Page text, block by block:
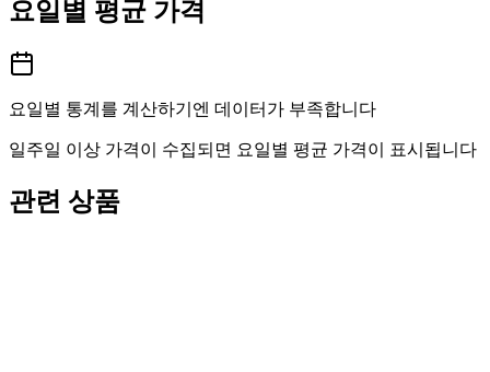
요일별 평균 가격
요일별 통계를 계산하기엔 데이터가 부족합니다
일주일 이상 가격이 수집되면 요일별 평균 가격이 표시됩니다
관련 상품